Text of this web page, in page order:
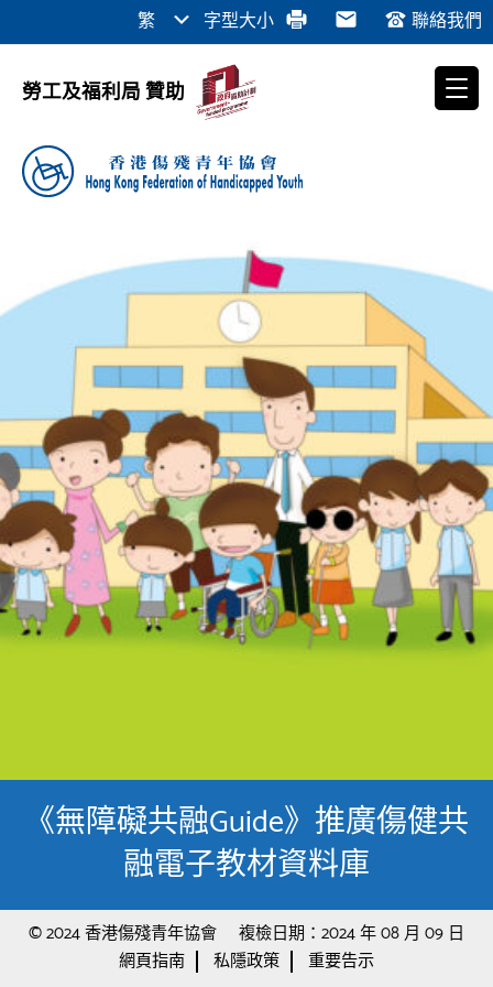
繁 字型大小 聯絡我們
勞工及福利局 贊助
《無障礙共融Guide》推廣傷健共
融電子教材資料庫
© 2024 香港傷殘青年協會
複檢日期：2024 年 08 月 09 日
網頁指南
私隱政策 重要告示